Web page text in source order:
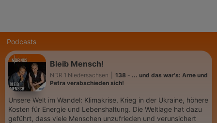
Podcasts
Bleib Mensch!
NDR 1 Niedersachsen
138 - ... und das war's: Arne und
Petra verabschieden sich!
Unsere Welt im Wandel: Klimakrise, Krieg in der Ukraine, höhere
Kosten für Energie und Lebenshaltung. Die Weltlage hat dazu
geführt, dass viele Menschen unzufrieden und verunsichert